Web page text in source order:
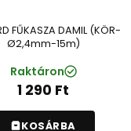
FŰKASZA DAMIL (KÖR-
Ø2,4mm-15m)
Raktáron
1 290 Ft
KOSÁRBA